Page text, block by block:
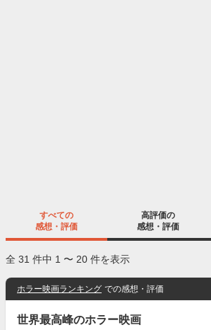
すべての
感想・評価
高評価の
感想・評価
全 31 件中 1 〜 20 件を表示
ホラー映画ランキング での感想・評価
世界最高峰のホラー映画